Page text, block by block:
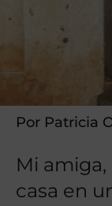
Por Patricia
Mi
casa en